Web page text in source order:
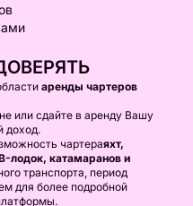
аренды чартеров
или сдайте в аренду Вашу
доход.
чартераяхт,
лодок, катамаранов и
транспорта, период
для более подробной